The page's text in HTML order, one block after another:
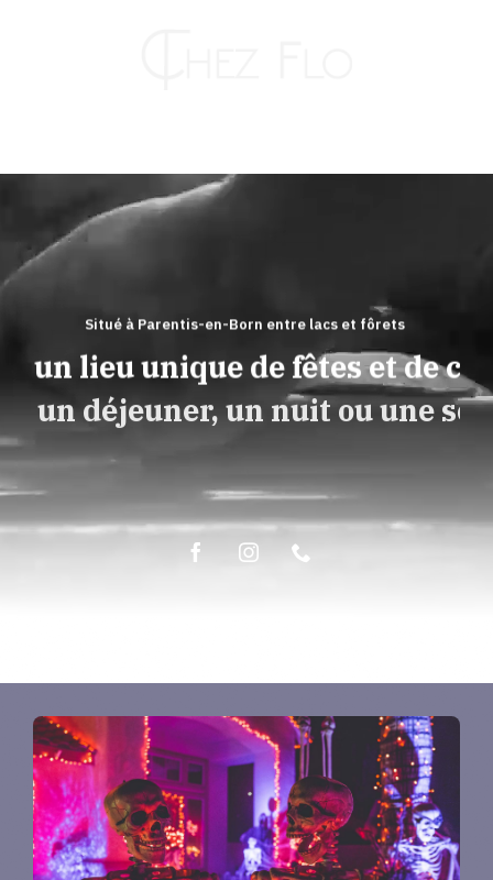
RESTAURANT
TRAITEUR
ÉPICERIE FINE
Situé à Parentis-en-Born entre lacs et fôrets
un lieu unique de fêtes et de
un déjeuner, un nuit ou une